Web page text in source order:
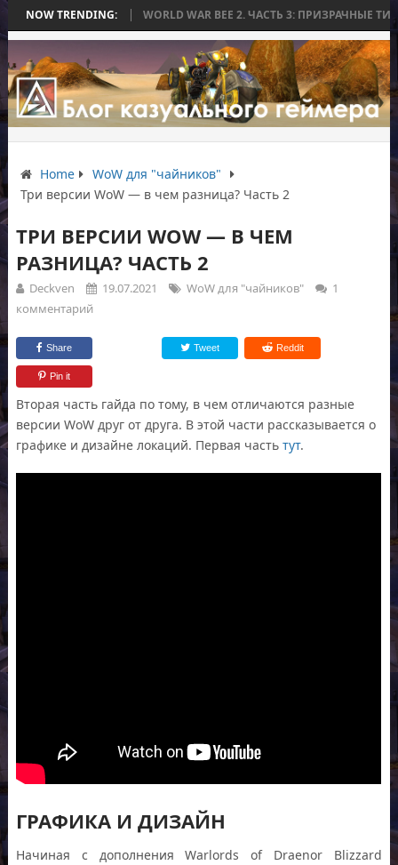
NOW TRENDING:
БИТВЫ WORLD WAR BEE 2. ЧАСТЬ 3: ПРИЗРАЧНЫЕ ТИТАНЫ И
Home
WoW для "чайников"
Три версии WoW — в чем разница? Часть 2
ТРИ ВЕРСИИ WOW — В ЧЕМ
РАЗНИЦА? ЧАСТЬ 2
Deckven 19.07.2021 WoW для "чайников"
1
комментарий
Share Tweet Reddit
Pin it
Вторая часть гайда по тому, в чем отличаются разные
версии WoW друг от друга. В этой части рассказывается о
графике и дизайне локаций. Первая частьтут.
ГРАФИКА И ДИЗАЙН
Начиная с дополнения Warlords of Draenor Blizzard